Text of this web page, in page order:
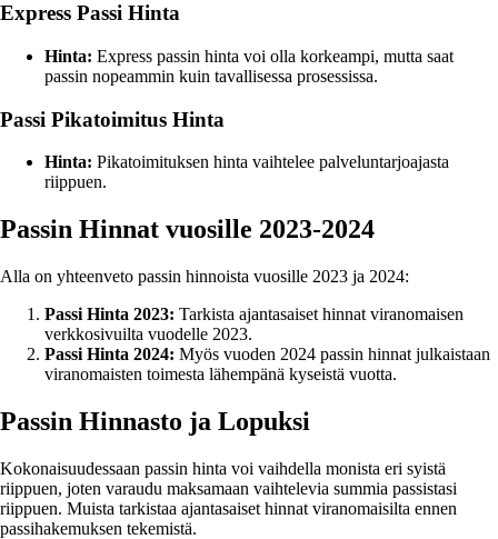
Express Passi Hinta
Hinta: Express passin hinta voi olla korkeampi, mutta saat
passin nopeammin kuin tavallisessa prosessissa.
Passi Pikatoimitus Hinta
Hinta: Pikatoimituksen hinta vaihtelee palveluntarjoajasta
riippuen.
Passin Hinnat vuosille 2023-2024
Alla on yhteenveto passin hinnoista vuosille 2023 ja 2024:
Passi Hinta 2023: Tarkista ajantasaiset hinnat viranomaisen
verkkosivuilta vuodelle 2023.
Passi Hinta 2024: Myös vuoden 2024 passin hinnat julkaistaan
viranomaisten toimesta lähempänä kyseistä vuotta.
Passin Hinnasto ja Lopuksi
Kokonaisuudessaan passin hinta voi vaihdella monista eri syistä
riippuen, joten varaudu maksamaan vaihtelevia summia passistasi
riippuen. Muista tarkistaa ajantasaiset hinnat viranomaisilta ennen
passihakemuksen tekemistä.